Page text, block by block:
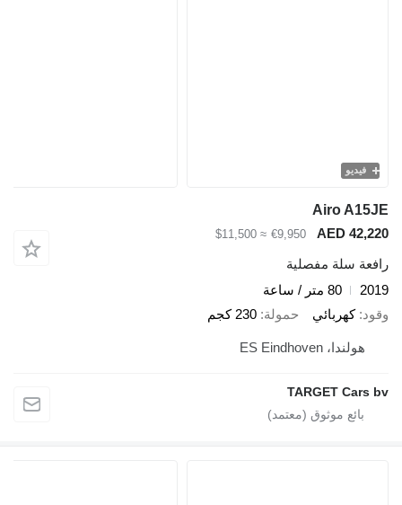
فيديو
Airo A15JE
AED 42,220
€9,950
≈ $11,500
رافعة سلة مفصلية
2019
80 متر / ساعة
وقود كهربائي حمولة 230 كجم
هولندا، ES Eindhoven
TARGET Cars bv